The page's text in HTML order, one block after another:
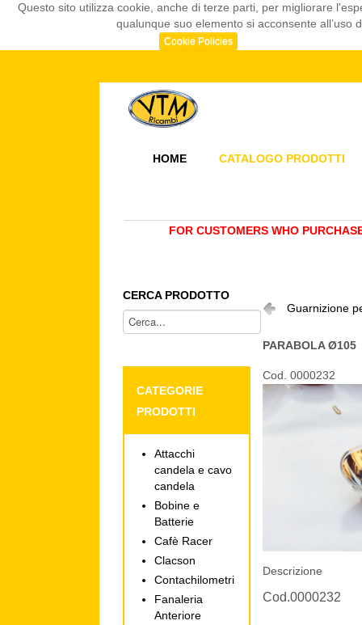
Questo sito utilizza cookie, anche di terze parti, per migliorare
qualunque suo elemento si acconsente all’uso
Cookie Policies
HOME CATALOGO PRODOTTI
FOR CUSTOMERS WHO
Guarnizione
PARABOLA Ø105
Cod. 0000232
Descrizione
Cod.0000232
CERCA PRODOTTO
CATEGORIE
PRODOTTI
Attacchi
candela e cavo
candela
Bobine e
Batterie
Cafè Racer
Clacson
Contachilometri
Fanaleria
Anteriore